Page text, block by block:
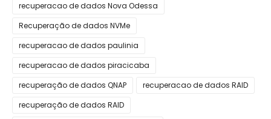
recuperacao de dados Nova Odessa
Recuperação de dados NVMe
recuperacao de dados paulinia
recuperacao de dados piracicaba
recuperação de dados QNAP
recuperacao de dados RAID
recuperação de dados RAID